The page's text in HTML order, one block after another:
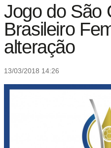
Jogo do São
Brasileiro
alteração
13/03/2018 14:26